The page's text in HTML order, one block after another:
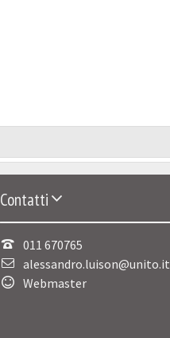
Contatti
011 670765
alessandro.luison@unito.it
Webmaster